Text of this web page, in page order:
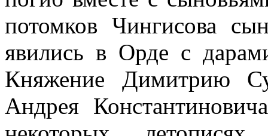
потомков Чингисова
явились в Орде с
Княжение Димитрию
Андрея